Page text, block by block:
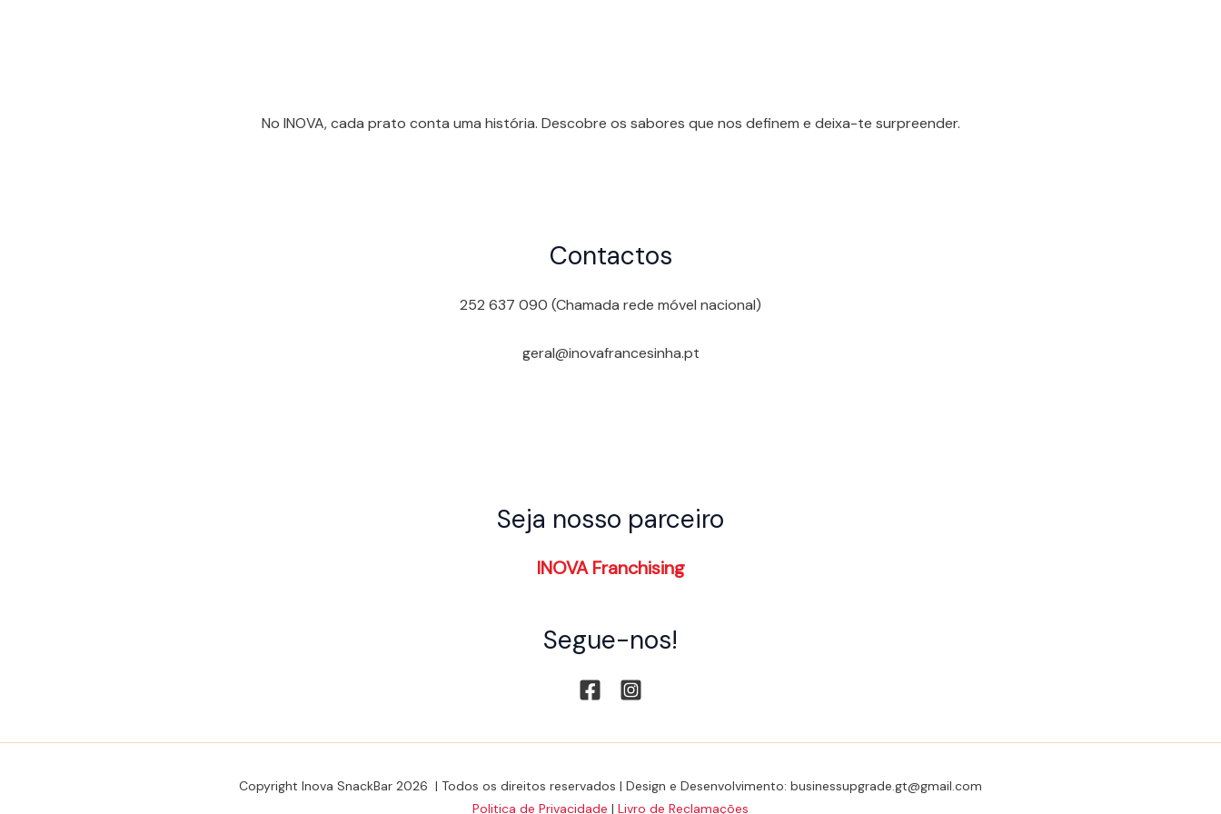
No INOVA, cada prato conta uma história. Descobre os sabores que nos definem e deixa-te surpreender.
Contactos
252 637 090 (Chamada rede móvel nacional)
geral@inovafrancesinha.pt
Seja nosso parceiro
INOVA Franchising
Segue-nos!
Copyright Inova SnackBar 2026 | Todos os direitos reservados | Design e Desenvolvimento: businessupgrade.gt@gmail.com
Politica de Privacidade | Livro de Reclamações